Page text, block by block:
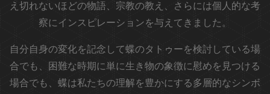
え切れないほどの物語、宗教の教え、さらには個人的な考
察にインスピレーションを与えてきました。
自分自身の変化を記念して蝶のタトゥーを検討している場
合でも、困難な時期に単に生き物の象徴に慰めを見つける
場合でも、蝶は私たちの理解を豊かにする多層的なシンボ